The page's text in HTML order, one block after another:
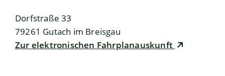
Dorfstraße 33
79261 Gutach im Breisgau
Zur elektronischen Fahrplanauskunft